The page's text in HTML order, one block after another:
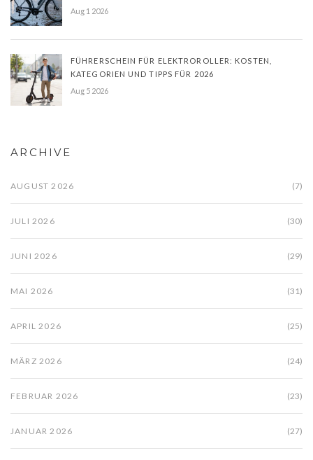
Aug 1 2026
FÜHRERSCHEIN FÜR ELEKTROROLLER: KOSTEN,
KATEGORIEN UND TIPPS FÜR 2026
Aug 5 2026
ARCHIVE
AUGUST 2026 (7)
JULI 2026 (30)
JUNI 2026 (29)
MAI 2026 (31)
APRIL 2026 (25)
MÄRZ 2026 (24)
FEBRUAR 2026 (23)
JANUAR 2026 (27)